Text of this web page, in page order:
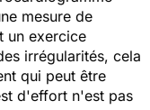
mesure de
un exercice
irrégularités, cela
qui peut être
d'effort n'est pas